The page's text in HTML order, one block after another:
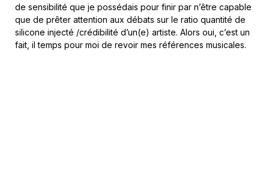
de sensibilité que je possédais pour finir par n’être capable
que de prêter attention aux débats sur le ratio quantité de
silicone injecté /crédibilité d’un(e) artiste. Alors oui, c’est un
fait, il temps pour moi de revoir mes références musicales.